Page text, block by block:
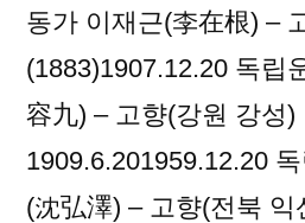
동가 이재근(李在根) –
(1883)1907.12.20 독립
容九) – 고향(강원 강성)
1909.6.201959.12.20
(沈弘澤) – 고향(전북